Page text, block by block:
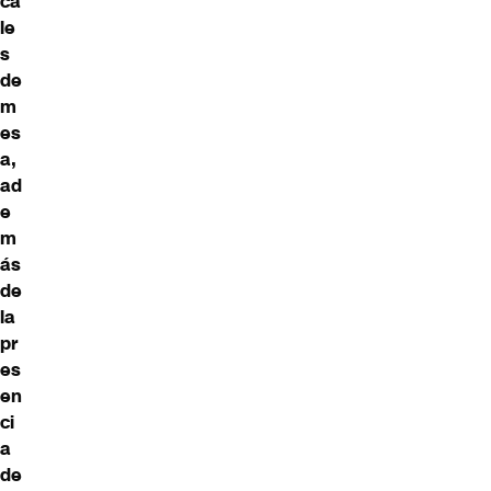
le
s
de
m
es
a,
ad
e
m
ás
de
la
pr
es
en
ci
a
de